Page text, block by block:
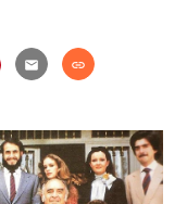
email link